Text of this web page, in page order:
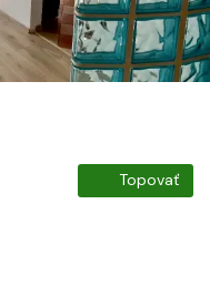
Topovať